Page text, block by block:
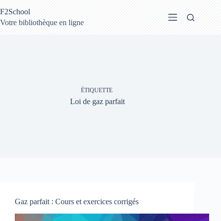
au
contenu
F2School
Votre bibliothèque en ligne
ÉTIQUETTE
Loi de gaz parfait
Gaz parfait : Cours et exercices corrigés